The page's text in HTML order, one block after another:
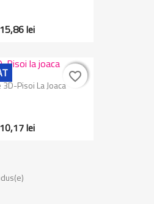
15,86 lei
Pisoi La Joaca
10,17 lei
favorite_border
favorite_border